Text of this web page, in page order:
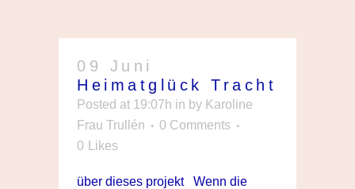
09 Juni
Heimatglück Tracht
Posted at 19:07h in by Karoline
Frau Trullén
0 Comments
0
Likes
über dieses projekt Wenn die